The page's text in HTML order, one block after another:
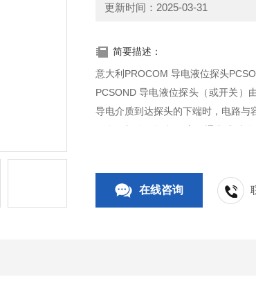
更新时间：2025-03-31
简要描述：
意大利PROCOM 导电液位探头
PCSOND 导电液位探头（或开关）
导电介质到达探头的下端时，电路与
何金属部件）闭合。 它们通常成对
在线咨询